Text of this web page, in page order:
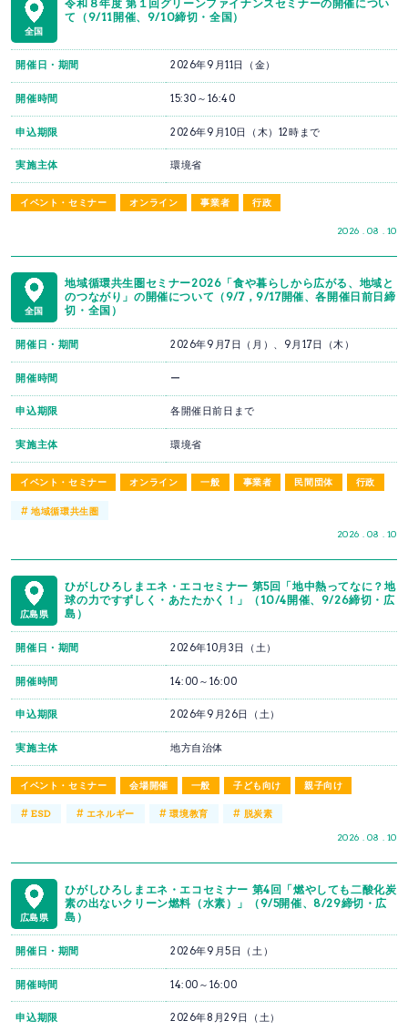
全国
令和８年度 第１回グリーンファイナンスセミナーの開催につい
て（9/11開催、9/10締切・全国）
イベント・セミナー オンライン 事業者 行政
2026 . 08 . 10
開催日・期間 2026年9月11日（金）
開催時間 15:30～16:40
申込期限 2026年9月10日（木）12時まで
実施主体 環境省
全国
地域循環共生圏セミナー2026「食や暮らしから広がる、地域と
のつながり」の開催について（9/7，9/17開催、各開催日前日締
切・全国）
イベント・セミナー オンライン 一般 事業者 民間団体 行政
2026 . 08 . 10
開催日・期間 2026年9月7日（月）、9月17日（木）
開催時間 ー
申込期限 各開催日前日まで
実施主体 環境省
#地域循環共生圏
広島県
ひがしひろしまエネ・エコセミナー 第5回「地中熱ってなに？地
球の力ですずしく・あたたかく！」（10/4開催、9/26締切・広
島）
イベント・セミナー 会場開催 一般 子ども向け 親子向け
2026 . 08 . 10
開催日・期間 2026年10月3日（土）
開催時間 14:00～16:00
申込期限 2026年9月26日（土）
実施主体 地方自治体
#ESD # エネルギー #環境教育 # 脱炭素
広島県
ひがしひろしまエネ・エコセミナー 第4回「燃やしても二酸化炭
素の出ないクリーン燃料（水素）」（9/5開催、8/29締切・広
島）
開催日・期間 2026年9月5日（土）
開催時間 14:00～16:00
申込期限 2026年8月29日（土）